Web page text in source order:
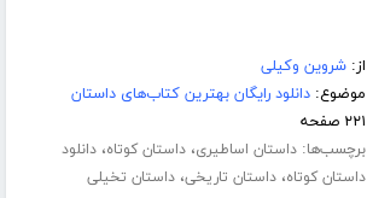
از:شروین وکیلی
موضوع:دانلود رایگان بهترین کتاب‌های داستان
۲۲۱ صفحه
برچسب‌ها:داستان اساطیری،داستان کوتاه،دانلود
داستان کوتاه،داستان تاریخی،داستان تخیلی